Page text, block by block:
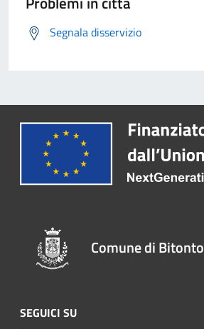
Segnala disservizio
Comune di Bitonto
SEGUICI SU